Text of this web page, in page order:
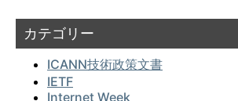
カテゴリー
ICANN技術政策文書
IETF
Internet Week